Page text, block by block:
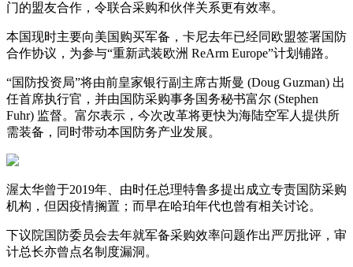
门的盟友合作，令联合采购和伙伴关系更有效率。
本国现时主要向美国购买军备，卡尼去年已经同欧盟签署国防
合作协议，为参与“重新武装欧洲 ReArm Europe”计划铺路。
“国防投资局”将由前皇家银行副主席古斯曼 (Doug Guzman) 出
任首席执行官，并由国防采购事务国务秘书富尔 (Stephen
Fuhr) 监督。富尔表示，今次改革将更快为海陆空军人提供所
需装备，同时带动本国防务产业发展。
渥太华曾于2019年、由时任总理特鲁多提出成立专责国防采购
机构，但因疫情搁置；而早在哈珀年代也曾有相关讨论。
下议院国防委员会去年就军备采购效率问题作出严厉批评，审
计总长亦曾点名制度漏洞。